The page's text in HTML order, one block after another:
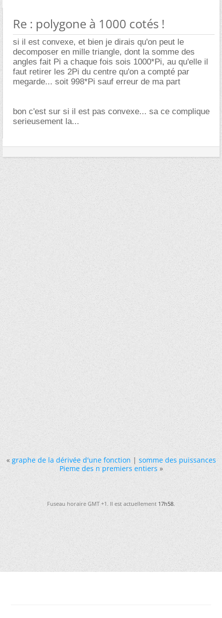
Re : polygone à 1000 cotés !
si il est convexe, et bien je dirais qu'on peut le
decomposer en mille triangle, dont la somme des
angles fait Pi a chaque fois sois 1000*Pi, au qu'elle il
faut retirer les 2Pi du centre qu'on a compté par
megarde... soit 998*Pi sauf erreur de ma part
bon c'est sur si il est pas convexe... sa ce complique
serieusement la...
« graphe de la dérivée d'une fonction|somme des puissances
Pieme des n premiers entiers »
Fuseau horaire GMT +1. Il est actuellement17h58.